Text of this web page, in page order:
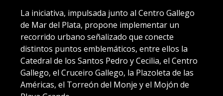
La iniciativa, impulsada junto al Centro Gallego
de Mar del Plata, propone implementar un
recorrido urbano señalizado que conecte
distintos puntos emblemáticos, entre ellos la
Catedral de los Santos Pedro y Cecilia, el Centro
Gallego, el Cruceiro Gallego, la Plazoleta de las
Américas, el Torreón del Monje y el Mojón de